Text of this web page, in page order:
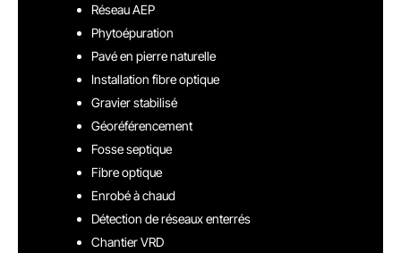
Réseau AEP
Phytoépuration
Pavé en pierre naturelle
Installation fibre optique
Gravier stabilisé
Géoréférencement
Fosse septique
Fibre optique
Enrobé à chaud
Détection de réseaux enterrés
Chantier VRD